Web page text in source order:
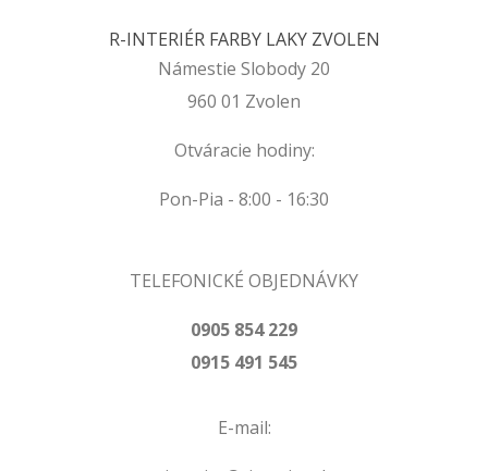
R-INTERIÉR FARBY LAKY ZVOLEN
Námestie Slobody 20
960 01 Zvolen
Otváracie hodiny:
Pon-Pia - 8:00 - 16:30
TELEFONICKÉ OBJEDNÁVKY
0905 854 229
0915 491 545
E-mail: